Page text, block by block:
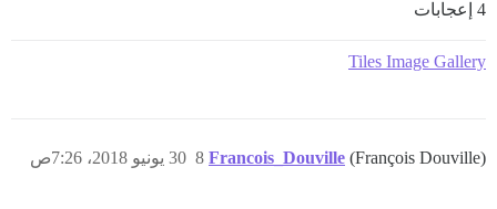
4 إعجابات
Tiles Image Gallery
Francois_Douville (François Douville) 30 يونيو 2018، 7:26ص 8